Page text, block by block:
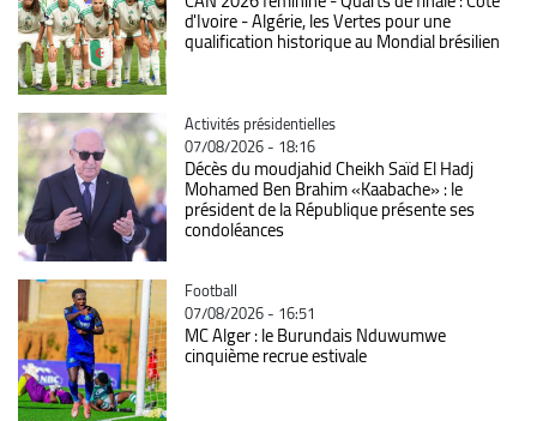
d'Ivoire - Algérie, les Vertes pour une
qualification historique au Mondial brésilien
Catégorie
Activités présidentielles
07/08/2026 - 18:16
Décès du moudjahid Cheikh Saïd El Hadj
Mohamed Ben Brahim «Kaabache» : le
président de la République présente ses
condoléances
Catégorie
Football
07/08/2026 - 16:51
MC Alger : le Burundais Nduwumwe
cinquième recrue estivale